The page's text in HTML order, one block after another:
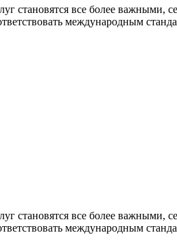
становятся все более
международным
становятся все более
международным